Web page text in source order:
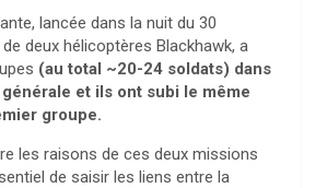
lancée dans la nuit du 30
deux hélicoptères Blackhawk, a
(au total ~20-24 soldats) dans
et ils ont subi le même
groupe.
les raisons de ces deux missions
de saisir les liens entre la